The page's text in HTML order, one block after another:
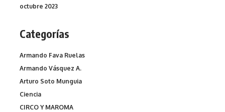
octubre 2023
Categorías
Armando Fava Ruelas
Armando Vásquez A.
Arturo Soto Munguia
Ciencia
CIRCO Y MAROMA